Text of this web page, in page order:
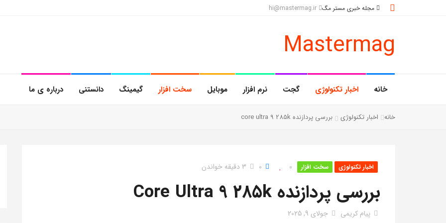
مجله خبری مستر مگ
Mastermag
خانه اخبار تکنولوژی گجت نرم افزار موبایل سخت افزار گیمینگ دانستنی درباره ی ما
خانه اخبار تکنولوژی بررسی پردازنده core ultra 9 285k
اخبار تکنولوژی سخت افزار 0
0 3 دقیقه خواندن
بررسی پردازنده Core Ultra 9 285k
پیام کریمی جولای 9, 2025